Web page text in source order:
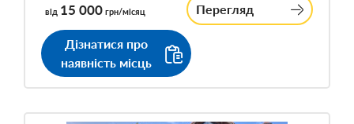
від 15 000 грн/місяц Перегляд
Дізнатися про
наявність місць